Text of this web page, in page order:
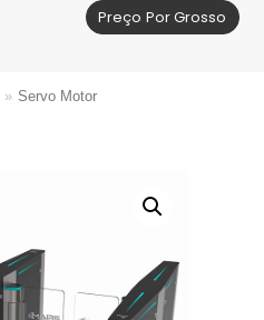
Preço Por Grosso
» Servo Motor